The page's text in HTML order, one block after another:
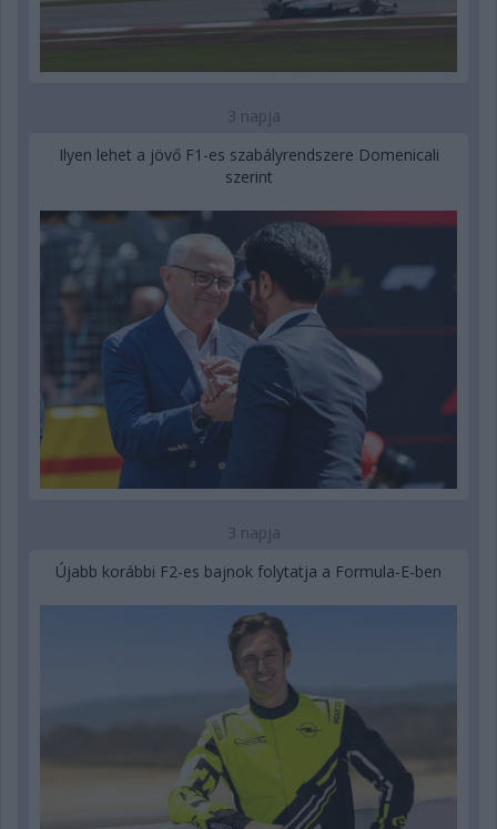
3 napja
Ilyen lehet a jövő F1-es szabályrendszere Domenicali
szerint
3 napja
Újabb korábbi F2-es bajnok folytatja a Formula-E-ben